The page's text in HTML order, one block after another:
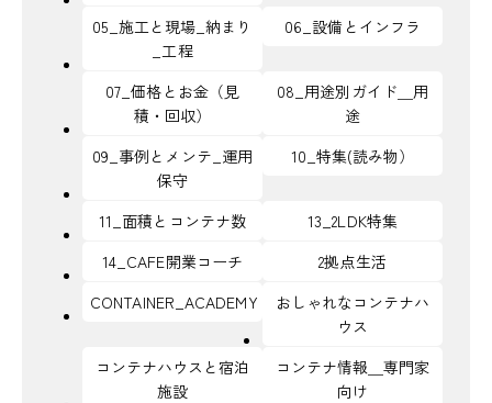
05_施工と現場_納まり
_工程
06_設備とインフラ
07_価格とお金（見
積・回収）
08_用途別ガイド＿用
途
09_事例とメンテ_運用
保守
10_特集(読み物）
11_面積とコンテナ数
13_2LDK特集
14_CAFE開業コーチ
2拠点生活
CONTAINER_ACADEMY
おしゃれなコンテナハ
ウス
コンテナハウスと宿泊
施設
コンテナ情報＿専門家
向け